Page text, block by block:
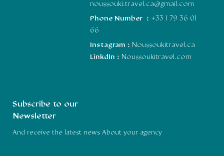
noussouki.travel.ca@gmail.com
Phone Number : +33 1 79 36 01
66
Instagram : Noussoukitravel.ca
LinkdIn : Noussoukitravel.com
Subscribe to our
Newsletter
And receive the latest news About your agency